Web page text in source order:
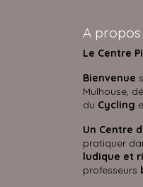
A propos
Le Centre
Bienvenue
Mulhouse,
du Cycling
Un Centre
pratiquer
ludique et
professeurs